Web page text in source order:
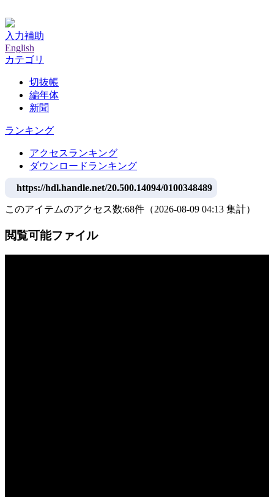
入力補助
English
カテゴリ
切抜帳
編年体
新聞
ランキング
アクセスランキング
ダウンロードランキング
https://hdl.handle.net/20.500.14094/0100348489
このアイテムのアクセス数:68件 （2026-08-09 04:13 集計）
閲覧可能ファイル